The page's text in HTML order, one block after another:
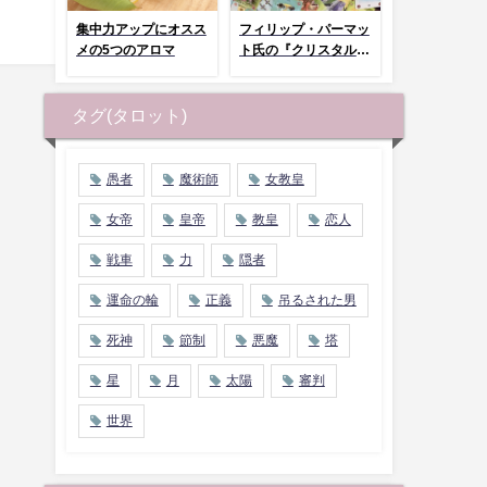
集中力アップにオスス
メの5つのアロマ
フィリップ・パーマッ
ト氏の『クリスタルタ
タグ(タロット)
愚者 魔術師 女教皇
女帝 皇帝 教皇 恋人
戦車 力 隠者
運命の輪 正義 吊るされた男
死神 節制 悪魔 塔
星 月 太陽 審判
世界